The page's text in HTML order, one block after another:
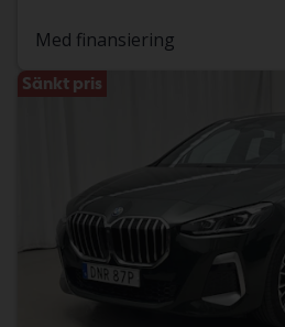
Med finansiering
Sänkt pris